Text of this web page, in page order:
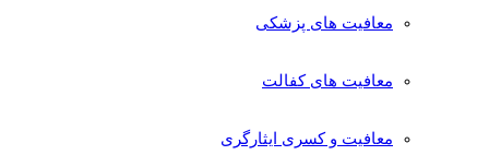
معافیت های پزشکی
معافیت های کفالت
معافیت و کسری ایثارگری